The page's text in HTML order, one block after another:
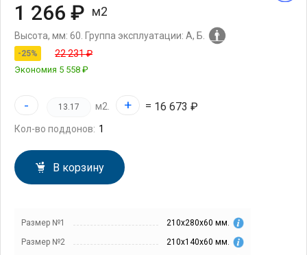
1 266 ₽ м2
Высота, мм: 60. Группа эксплуатации: А, Б.
-25% 22 231 ₽
Экономия 5 558 ₽
- м2. + = 16 673 ₽
Кол-во поддонов:
В корзину
Размер №1
210х280х60 мм.
Размер №2
210х140х60 мм.